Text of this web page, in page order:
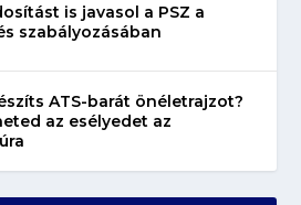
is javasol a PSZ a
szabályozásában
ATS-barát önéletrajzot?
az esélyedet az